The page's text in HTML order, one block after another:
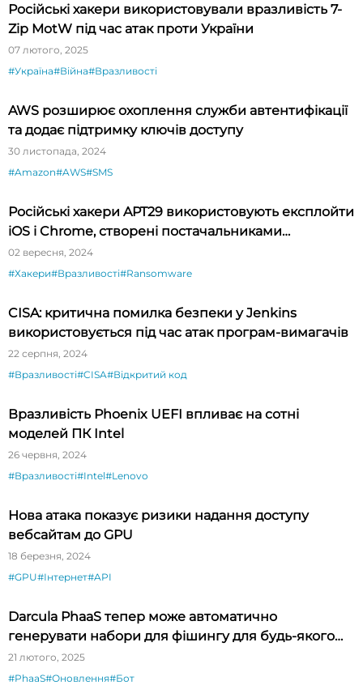
Російські хакери використовували вразливість 7-
Zip MotW під час атак проти України
07 лютого, 2025
#Україна#Війна#Вразливості
AWS розширює охоплення служби автентифікації
та додає підтримку ключів доступу
30 листопада, 2024
#Amazon#AWS#SMS
Російські хакери APT29 використовують експлойти
iOS і Chrome, створені постачальниками
шпигунського ПЗ
02 вересня, 2024
#Хакери#Вразливості#Ransomware
CISA: критична помилка безпеки у Jenkins
використовується під час атак програм-вимагачів
22 серпня, 2024
#Вразливості#CISA#Відкритий код
Вразливість Phoenix UEFI впливає на сотні
моделей ПК Intel
26 червня, 2024
#Вразливості#Intel#Lenovo
Нова атака показує ризики надання доступу
вебсайтам до GPU
18 березня, 2024
#GPU#Інтернет#API
Darcula PhaaS тепер може автоматично
генерувати набори для фішингу для будь-якого
бренду
21 лютого, 2025
#PhaaS#Оновлення#Бот